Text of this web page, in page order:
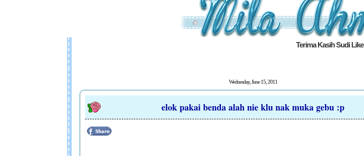
Terima Kasih Sudi Like
Wednesday, June 15, 2011
elok pakai benda alah nie klu nak muka gebu :p